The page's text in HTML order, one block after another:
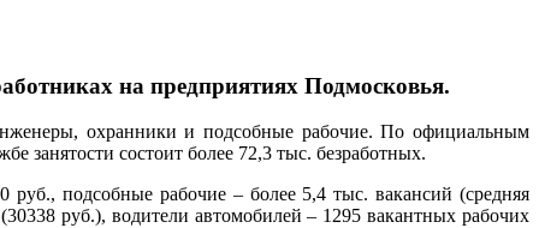
на предприятиях Подмосковья.
охранники и подсобные рабочие. По официальным
занятости состоит более 72,3 тыс. безработных.
подсобные рабочие – более 5,4 тыс. вакансий (средняя
руб.), водители автомобилей – 1295 вакантных рабочих